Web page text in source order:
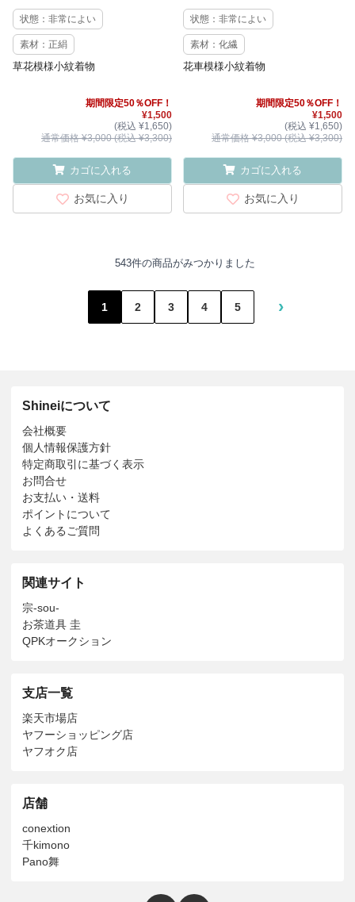
状態：非常によい
素材：正絹
草花模様小紋着物
期間限定50％OFF！
¥1,500
(税込 ¥1,650)
通常価格 ¥3,000 (税込 ¥3,300)
カゴに入れる
お気に入り
状態：非常によい
素材：化繊
花車模様小紋着物
期間限定50％OFF！
¥1,500
(税込 ¥1,650)
通常価格 ¥3,000 (税込 ¥3,300)
カゴに入れる
お気に入り
543件の商品がみつかりました
1 2 3 4 5 ›
Shineiについて
会社概要
個人情報保護方針
特定商取引に基づく表示
お問合せ
お支払い・送料
ポイントについて
よくあるご質問
関連サイト
宗-sou-
お茶道具 圭
QPKオークション
支店一覧
楽天市場店
ヤフーショッピング店
ヤフオク店
店舗
conextion
千kimono
Pano舞